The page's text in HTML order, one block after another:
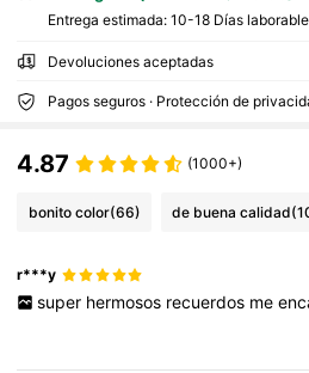
Entrega estimada: 10-18 Días
Devoluciones aceptadas
Pagos seguros · Protección de
4.87 (1000+)
bonito color(66) de buena calidad
r***y
super hermosos recuerdos me